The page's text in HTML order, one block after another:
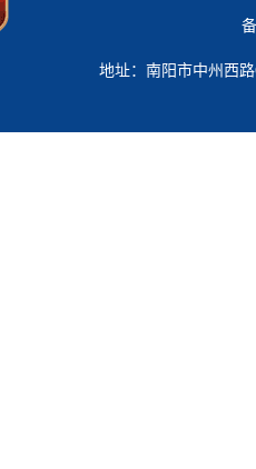
地址：南阳市中州西